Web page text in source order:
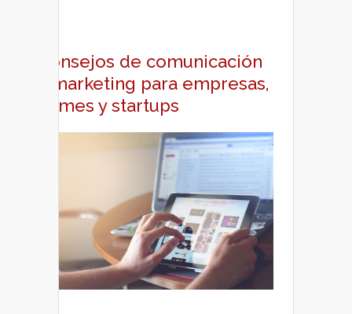
Consejos de comunicación
y marketing para empresas,
pymes y startups